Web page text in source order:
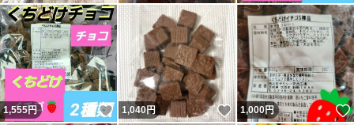
1,555円 いいね！
1,040円 いいね！
1,000円